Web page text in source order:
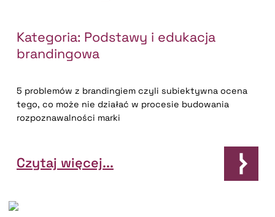
Kategoria: Podstawy i edukacja
brandingowa
5 problemów z brandingiem czyli subiektywna ocena
tego, co może nie działać w procesie budowania
rozpoznawalności marki
Czytaj więcej...